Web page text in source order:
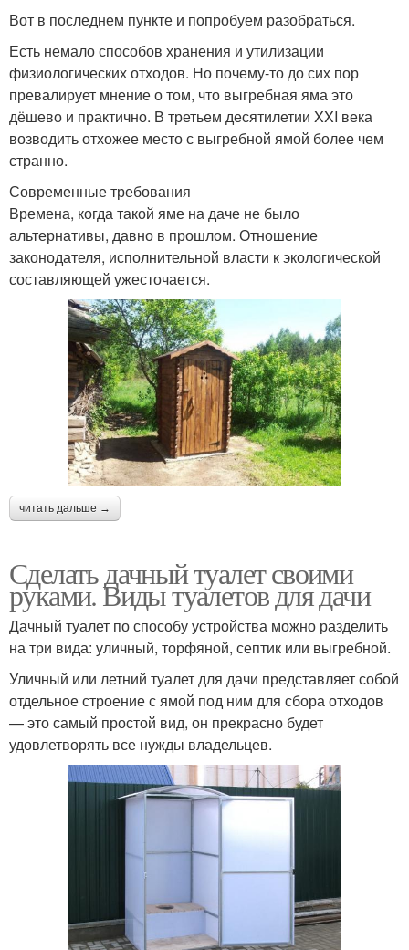
Вот в последнем пункте и попробуем разобраться.
Есть немало способов хранения и утилизации
физиологических отходов. Но почему-то до сих пор
превалирует мнение о том, что выгребная яма это
дёшево и практично. В третьем десятилетии XXI века
возводить отхожее место с выгребной ямой более чем
странно.
Современные требования
Времена, когда такой яме на даче не было
альтернативы, давно в прошлом. Отношение
законодателя, исполнительной власти к экологической
составляющей ужесточается.
читать дальше →
Сделать дачный туалет своими
руками. Виды туалетов для дачи
Дачный туалет по способу устройства можно разделить
на три вида: уличный, торфяной, септик или выгребной.
Уличный или летний туалет для дачи представляет собой
отдельное строение с ямой под ним для сбора отходов
— это самый простой вид, он прекрасно будет
удовлетворять все нужды владельцев.